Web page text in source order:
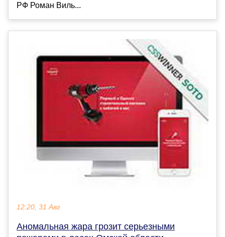
РФ Роман Виль...
12:20, 31 Авг
Аномальная жара грозит серьезными